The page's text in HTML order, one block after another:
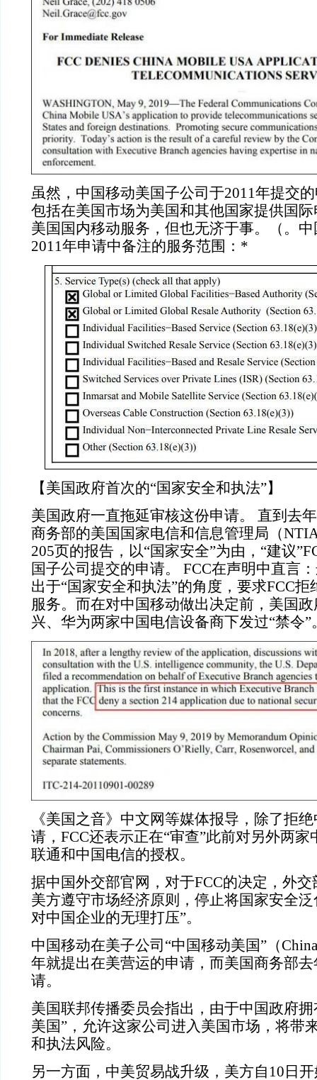
虽然，中国移动美国子公司于2011年提交
包括在美国市场为美国和其他国家提供国
美国国内移动服务，但也无济于事。（。
2011年申请中备注的服务范围：*
【美国政府首次的“国家安全和执法”】
美国政府一直拖延审核这份申请。 直到去
商务部的美国国家电信和信息管理局（
205页的报告，以“国家安全”为由，“建议
国子公司提交的申请。 FCC在声明中直言
出于“国家安全和执法”的角度，要求FCC
服务。而在对中国移动做出决定前，美国
兴、华为两家中国电信设备商下发过“禁令”
《美国之音》中文网等媒体报导，除了拒
请，FCC还表示正在“审查”此前对另外两
联通和中国电信的授权。
据中国外交部官网，对于FCC的决定，外交
美方遵守市场经济原则，停止将国家安全
对中国企业的无理打压”。
中国移动在美子公司“中国移动美国”（
年就提出在美营运的申请，而美国商务部
请。
美国联邦传播委员会指出，由于中国政府
美国”，允许这家公司进入美国市场，将带
和执法风险。
另一方面，中美贸易战升级，美方自10日